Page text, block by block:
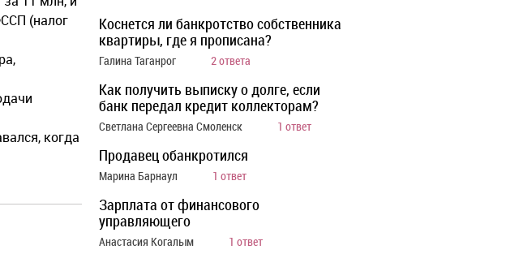
(налог
когда
Коснется ли банкротство собственника
квартиры, где я прописана?
Галина Таганрог 2 ответа
Как получить выписку о долге, если
банк передал кредит коллекторам?
Светлана Сергеевна Смоленск 1 ответ
Продавец обанкротился
Марина Барнаул 1 ответ
Зарплата от финансового
управляющего
Анастасия Когалым 1 ответ